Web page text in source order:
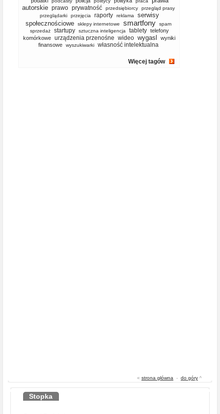
autorskie prawo prywatność przedsiębiorcy
przegląd prasy
przeglądarki
przejęcia raporty reklama
serwisy
społecznościowe
sklepy internetowe smartfony
spam
sprzedaż
startupy sztuczna inteligencja tablety telefony
komórkowe
urządzenia przenośne wideo wygasl
wyniki
finansowe
wyszukiwarki własność intelektualna
Więcej tagów
« strona główna - do góry ^
Stopka